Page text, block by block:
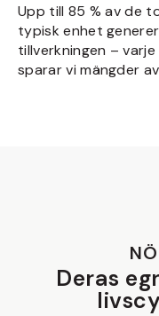
Upp till 85 % av de
typisk enhet
tillverkningen –
sparar vi mängder
Deras